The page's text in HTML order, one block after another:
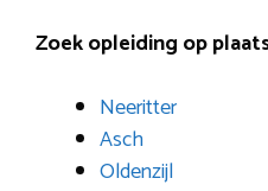
Zoek opleiding op
Neeritter
Asch
Oldenzijl